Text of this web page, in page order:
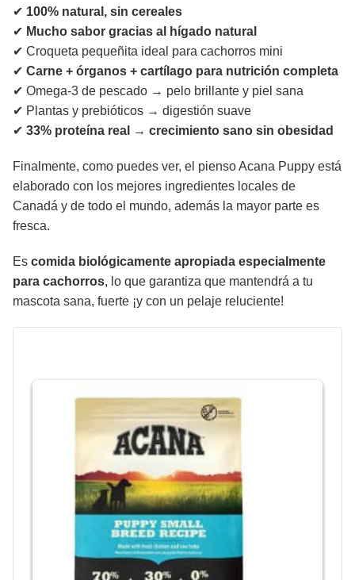
✔ 100% natural, sin cereales
✔ Mucho sabor gracias al hígado natural
✔ Croqueta pequeñita ideal para cachorros mini
✔ Carne + órganos + cartílago para nutrición completa
✔ Omega-3 de pescado → pelo brillante y piel sana
✔ Plantas y prebióticos → digestión suave
✔ 33% proteína real → crecimiento sano sin obesidad
Finalmente, como puedes ver, el pienso Acana Puppy está
elaborado con los mejores ingredientes locales de
Canadá y de todo el mundo, además la mayor parte es
fresca.
Es comida biológicamente apropiada especialmente
para cachorros, lo que garantiza que mantendrá a tu
mascota sana, fuerte ¡y con un pelaje reluciente!